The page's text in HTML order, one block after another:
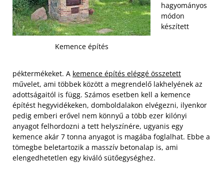
Kemence építés
hagyományos
módon
készített
péktermékeket. A kemence építés eléggé összetett
művelet, ami többek között a megrendelő lakhelyének az
adottságaitól is függ. Számos esetben kell a kemence
építést hegyvidékeken, domboldalakon elvégezni, ilyenkor
pedig emberi erővel nem könnyű a több ezer kilónyi
anyagot felhordozni a tett helyszínére, ugyanis egy
kemence akár 7 tonna anyagot is magába foglalhat. Ebbe a
tömegbe beletartozik a masszív betonalap is, ami
elengedhetetlen egy kiváló sütőegységhez.